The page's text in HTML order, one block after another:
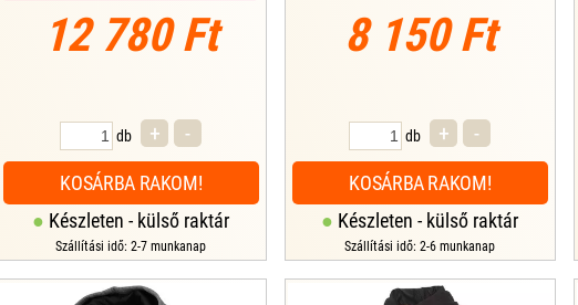
akik imádnak...12 780 Ft
Készleten - külső raktár
Szállítási idő: 2-7 munkanap
db + -
KOSÁRBA RAKOM!
8 150 Ft
Készleten - külső raktár
Szállítási idő: 2-6 munkanap
db + -
KOSÁRBA RAKOM!